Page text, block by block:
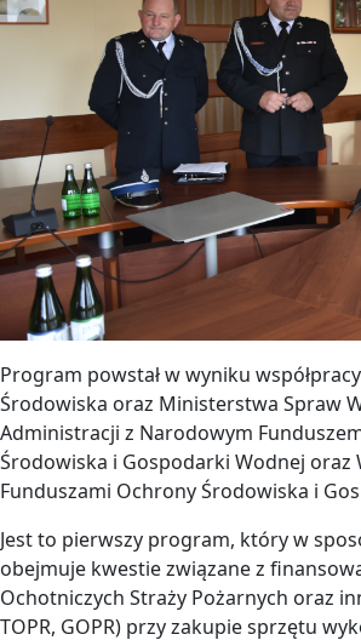
Program powstał w wyniku
Środowiska oraz Ministerstwa Spraw
Administracji z Narodowym
Środowiska i Gospodarki Wodnej oraz
Funduszami Ochrony Środowiska i
Jest to pierwszy program, który w
obejmuje kwestie związane z
Ochotniczych Straży Pożarnych oraz
TOPR, GOPR) przy zakupie sprzętu